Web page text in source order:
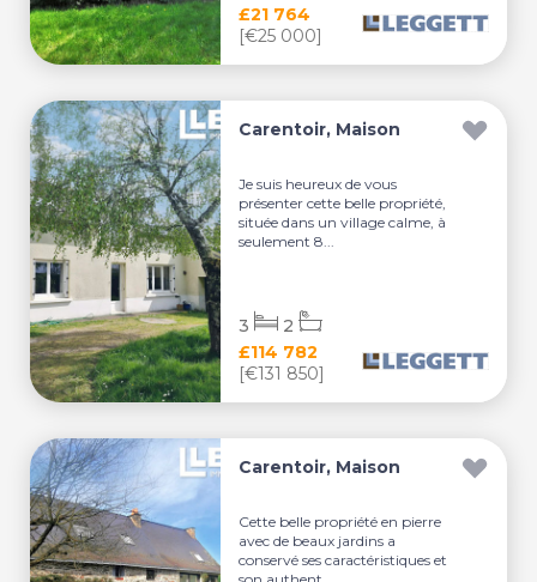
£21 764
[€25 000]
Carentoir, Maison
Je suis heureux de vous
présenter cette belle propriété,
située dans un village calme, à
seulement 8...
£114 782
[€131 850]
3 2
Carentoir, Maison
Cette belle propriété en pierre
avec de beaux jardins a
conservé ses caractéristiques et
son authent...